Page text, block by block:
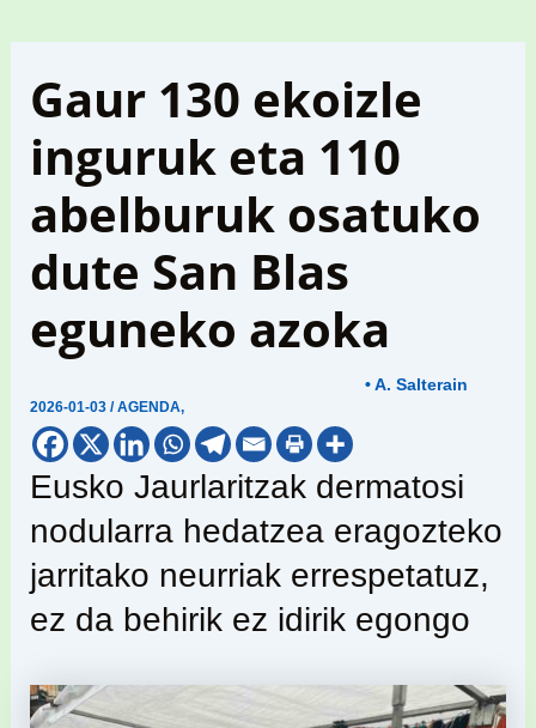
Gaur 130 ekoizle
inguruk eta 110
abelburuk osatuko
dute San Blas
eguneko azoka
2026-01-03/AGENDA,
• A. Salterain
Eusko Jaurlaritzak dermatosi
nodularra hedatzea eragozteko
jarritako neurriak errespetatuz,
ez da behirik ez idirik egongo